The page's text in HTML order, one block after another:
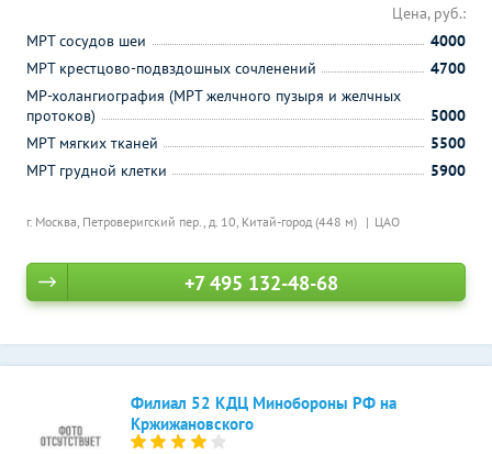
г. Москва, Петроверигский пер., д. 10, Китай-город (448 м) ЦАО
Цена, руб.:
МРТ сосудов шеи
4000
МРТ крестцово-подвздошных сочленений
4700
МР-холангиография (МРТ желчного пузыря и желчных
протоков)
5000
МРТ мягких тканей
5500
МРТ грудной клетки
5900
+7 495 132-48-68
Филиал 52 КДЦ Минобороны РФ на
Кржижановского